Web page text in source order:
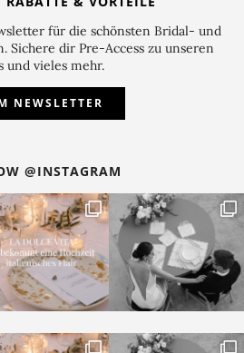
Sweet-Table
an, das von
yfür den Sommermonat
Ich bin ein großer Fan dieser
funktioniert. Das Konzept
Weissundnatürlichem
gute Figur und lässt sich mit
Der Sweet-Table zeigt
mit einer klassischen weißen,
deren Etagen durch
weiße Torten ergänzt, um